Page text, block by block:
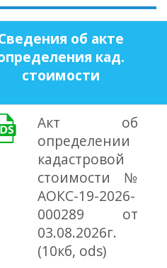
об акте
кад.
стоимости
Акт об
определении
кадастровой
стоимости №
АОКС-19-2026-
000289 от
03.08.2026г.
(10кб, ods)